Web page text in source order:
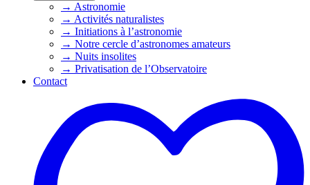
→ Astronomie
→ Activités naturalistes
→ Initiations à l’astronomie
→ Notre cercle d’astronomes amateurs
→ Nuits insolites
→ Privatisation de l’Observatoire
Contact